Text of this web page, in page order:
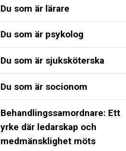
Du som är lärare
Du som är psykolog
Du som är sjuksköterska
Du som är socionom
Behandlingssamordnare: Ett
yrke där ledarskap och
medmänsklighet möts